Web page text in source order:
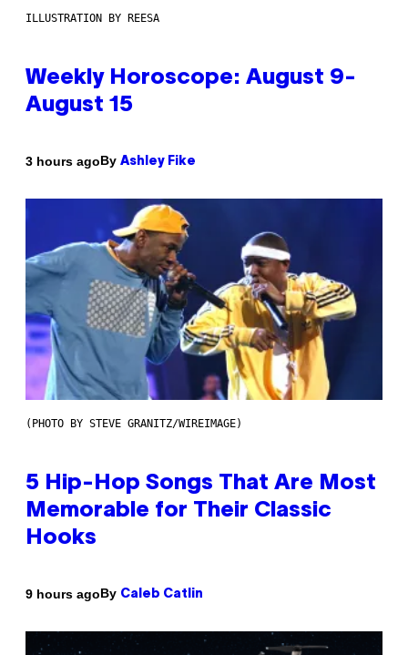
ILLUSTRATION BY REESA
Weekly Horoscope: August 9-
August 15
3 hours agoBy Ashley Fike
(PHOTO BY STEVE GRANITZ/WIREIMAGE)
5 Hip-Hop Songs That Are Most
Memorable for Their Classic
Hooks
9 hours agoBy Caleb Catlin